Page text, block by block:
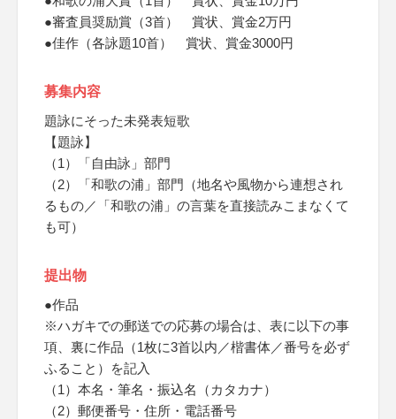
●審査員奨励賞（3首） 賞状、賞金2万円
●佳作（各詠題10首） 賞状、賞金3000円
募集内容
題詠にそった未発表短歌
【題詠】
（1）「自由詠」部門
（2）「和歌の浦」部門（地名や風物から連想され
るもの／「和歌の浦」の言葉を直接読みこまなくて
も可）
提出物
●作品
※ハガキでの郵送での応募の場合は、表に以下の事
項、裏に作品（1枚に3首以内／楷書体／番号を必ず
ふること）を記入
（1）本名・筆名・振込名（カタカナ）
（2）郵便番号・住所・電話番号